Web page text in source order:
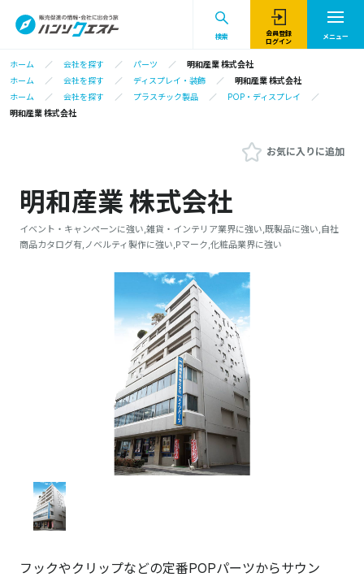
検索
会員登録
ログイン
メニュー
ホーム 会社を探す パーツ
明和産業 株式会社
ホーム
会社を探す ディスプレイ・装飾
明和産業 株式会社
ホーム
会社を探す プラスチック製品
POP・ディスプレイ
明和産業 株式会社
お気に入りに追加
明和産業 株式会社
イベント・キャンペーンに強い,雑貨・インテリア業界に強い,既製品に強い,自社
商品カタログ有,ノベルティ製作に強い,Pマーク,化粧品業界に強い
フックやクリップなどの定番POPパーツからサウン